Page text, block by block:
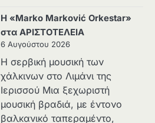
Η «Marko Marković Orkestar»
στα ΑΡΙΣΤΟΤΕΛΕΙΑ
6 Αυγούστου 2026
Η σερβική μουσική των
χάλκινων στο Λιμάνι της
Ιερισσού Μια ξεχωριστή
μουσική βραδιά, με έντονο
βαλκανικό ταπεραμέντο,